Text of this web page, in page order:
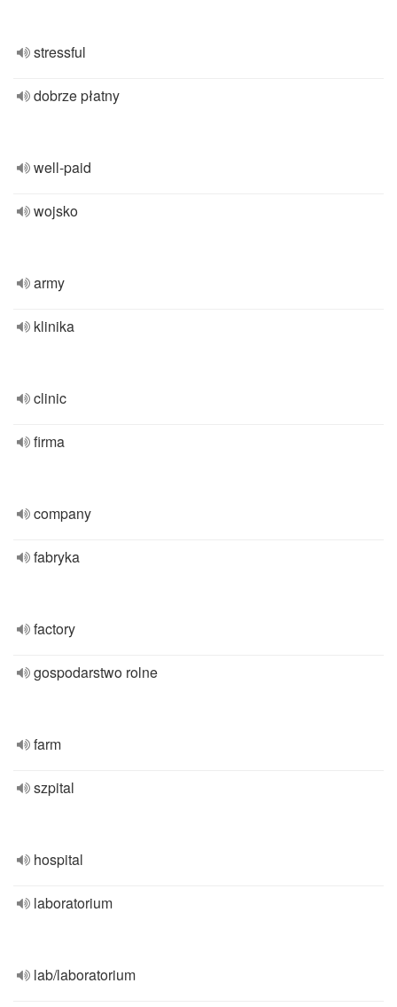
stressful
dobrze płatny
well-paid
wojsko
army
klinika
clinic
firma
company
fabryka
factory
gospodarstwo rolne
farm
szpital
hospital
laboratorium
lab/laboratorium